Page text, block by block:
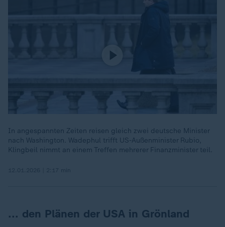
In angespannten Zeiten reisen gleich zwei deutsche Minister
nach Washington. Wadephul trifft US-Außenminister Rubio,
Klingbeil nimmt an einem Treffen mehrerer Finanzminister teil.
... den Plänen der USA in Grönland